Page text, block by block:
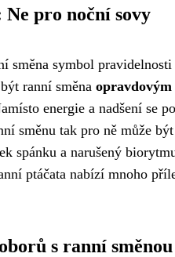
pro noční sovy
směna symbol
ranní směna
energie a nadšení se
směnu tak pro ně může být
spánku a narušený
ptáčata nabízí mnoho
s ranní směnou